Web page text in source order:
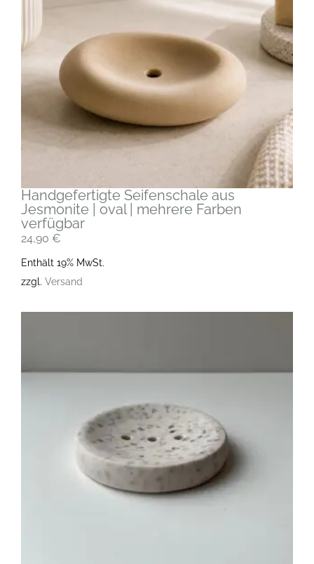
Handgefertigte Seifenschale aus
Jesmonite | oval | mehrere Farben
verfügbar
24,90 €
Enthält 19% MwSt.
zzgl. Versand